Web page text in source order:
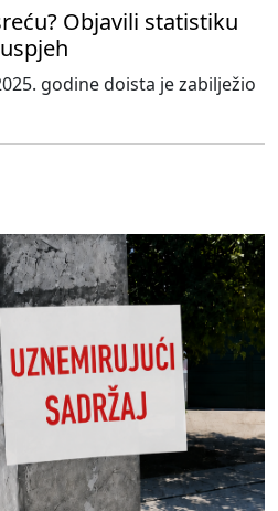
Objavili statistiku
godine doista je zabilježio